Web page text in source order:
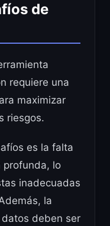
de
requiere una
maximizar
riesgos.
es la falta
profunda, lo
inadecuadas
la
deben ser